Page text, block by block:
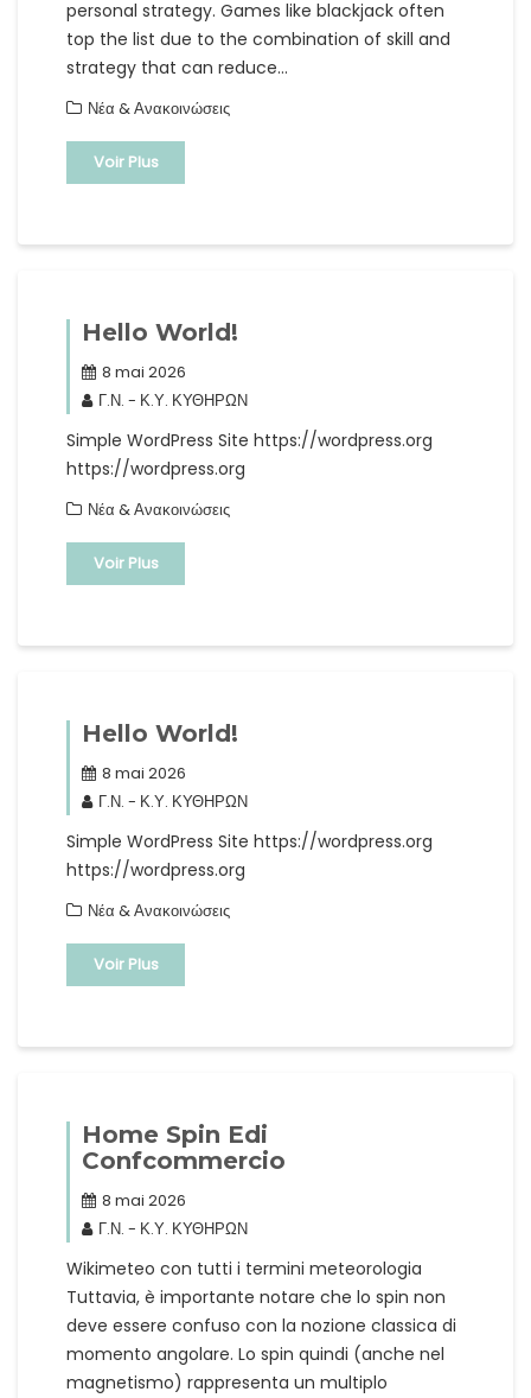
personal strategy. Games like blackjack often
top the list due to the combination of skill and
strategy that can reduce…
Νέα & Ανακοινώσεις
Voir Plus
Hello World!
8 mai 2026
Γ.Ν. - Κ.Υ. ΚΥΘΗΡΩΝ
Simple WordPress Site https://wordpress.org
https://wordpress.org
Νέα & Ανακοινώσεις
Voir Plus
Hello World!
8 mai 2026
Γ.Ν. - Κ.Υ. ΚΥΘΗΡΩΝ
Simple WordPress Site https://wordpress.org
https://wordpress.org
Νέα & Ανακοινώσεις
Voir Plus
Home Spin Edi
Confcommercio
8 mai 2026
Γ.Ν. - Κ.Υ. ΚΥΘΗΡΩΝ
Wikimeteo con tutti i termini meteorologia
Tuttavia, è importante notare che lo spin non
deve essere confuso con la nozione classica di
momento angolare. Lo spin quindi (anche nel
magnetismo) rappresenta un multiplo